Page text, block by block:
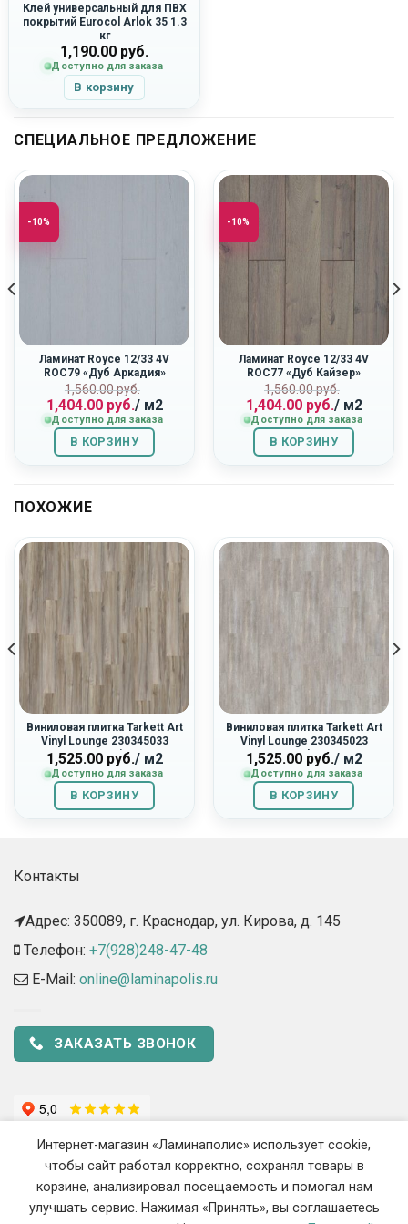
Клей универсальный для ПВХ
покрытий Eurocol Arlok 35 1.3
кг
1,190.00 руб.
Доступно для заказа
В корзину
СПЕЦИАЛЬНОЕ ПРЕДЛОЖЕНИЕ
-10%
Ламинат Royce 12/33 4V
ROC79 «Дуб Аркадия»
1,560.00руб.
Первоначальная
цена
составляла
1,560.00
руб..
1,404.00руб.
Текущая
цена:
1,404.00
руб..
/ м2
Доступно для заказа
В КОРЗИНУ
-10%
Ламинат Royce 12/33 4V
ROC77 «Дуб Кайзер»
1,560.00руб.
цена
составляла
1,560.00
руб..
1,404.00руб.
Текущая
цена:
1,404.00
руб..
/ м2
Доступно для заказа
В КОРЗИНУ
ПОХОЖИЕ
Виниловая плитка Tarkett Art
Vinyl Lounge 230345033
«Acoustic»
1,525.00руб./ м2
Доступно для заказа
В КОРЗИНУ
Виниловая плитка Tarkett Art
Vinyl Lounge 230345023
«Moby»
1,525.00руб./ м2
Доступно для заказа
В КОРЗИНУ
Контакты
Адрес: 350089, г. Краснодар, ул. Кирова, д. 145​
Телефон: +7(928)248-47-48
E-Mail: online@laminapolis.ru
ЗАКАЗАТЬ ЗВОНОК
Интернет-магазин «Ламинаполис» использует cookie,
чтобы сайт работал корректно, сохранял товары в
корзине, анализировал посещаемость и помогал нам
улучшать сервис. Нажимая «Принять», вы соглашаетесь